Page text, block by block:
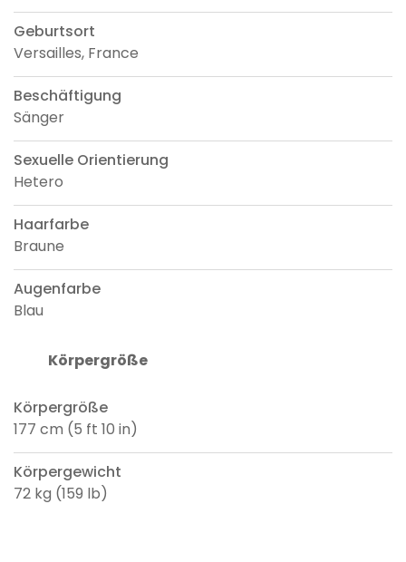
Geburtsort
Versailles, France
Beschäftigung
Sänger
Sexuelle Orientierung
Hetero
Haarfarbe
Braune
Augenfarbe
Blau
Körpergröße
Körpergröße
177 cm (5 ft 10 in)
Körpergewicht
72 kg (159 lb)